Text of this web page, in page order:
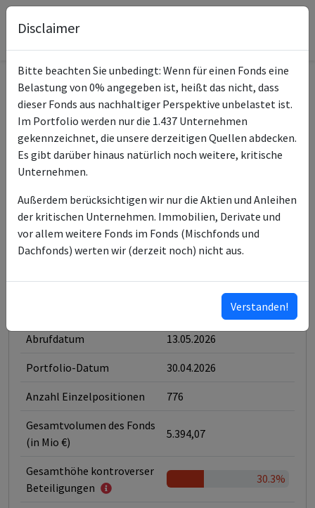
Informationen zum Fonds
Name
Xtrackers MSCI World ex
USA UCITS ETF 1C
ISIN des Fonds
Typ des Fonds ETF
Fondsmanagement DWS Investment SA
Abrufdatum 13.05.2026
Portfolio-Datum 30.04.2026
Anzahl Einzelpositionen 776
Gesamtvolumen des Fonds
(in Mio €)
5.394,07
Gesamthöhe kontroverser
Beteiligungen
30.3%
Disclaimer
Bitte beachten Sie unbedingt: Wenn für einen Fonds eine
Belastung von 0% angegeben ist, heißt das nicht, dass
dieser Fonds aus nachhaltiger Perspektive unbelastet ist.
Im Portfolio werden nur die 1.437 Unternehmen
gekennzeichnet, die unsere derzeitigen Quellen abdecken.
Es gibt darüber hinaus natürlich noch weitere, kritische
Unternehmen.
Außerdem berücksichtigen wir nur die Aktien und Anleihen
der kritischen Unternehmen. Immobilien, Derivate und
vor allem weitere Fonds im Fonds (Mischfonds und
Dachfonds) werten wir (derzeit noch) nicht aus.
Verstanden!